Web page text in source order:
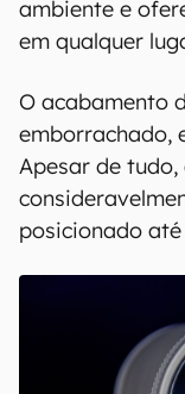
ambiente e
em qualquer
O acabamento
emborrachado,
Apesar de
posicionado